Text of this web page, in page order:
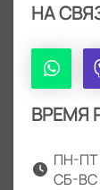
НА
ВРЕМЯ
ПН-ПТ
СБ-